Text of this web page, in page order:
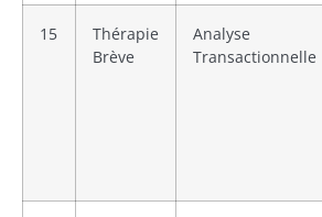
15
Thérapie
Brève
Analyse
Transactionnelle